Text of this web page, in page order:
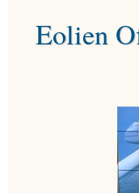
Eolien